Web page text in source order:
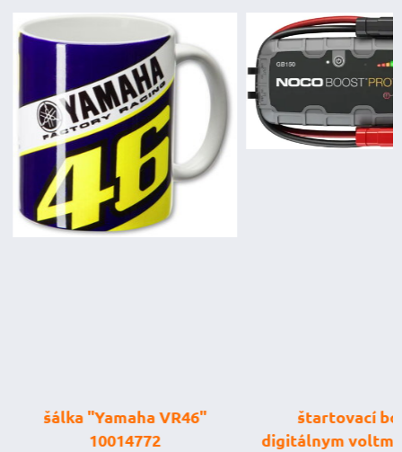
šálka "Yamaha VR46"
10014772
štartovací
digitálnym